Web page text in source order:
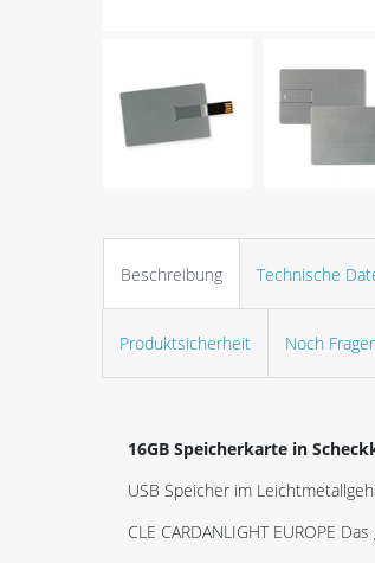
Beschreibung Technische
Produktsicherheit Noch
16GB Speicherkarte in
USB Speicher im
CLE CARDANLIGHT EUROPE